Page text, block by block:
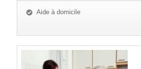
Aide à domicile